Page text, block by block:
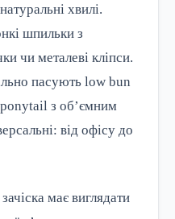
хвилі.
шпильки з
чи металеві кліпси.
пасують low bun
з об’ємним
від офісу до
має виглядати